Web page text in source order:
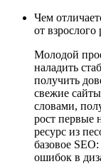
Чем
от взрослого
Молодой
наладить
получить
свежие
словами,
рост первые
ресурс из
базовое
ошибок в